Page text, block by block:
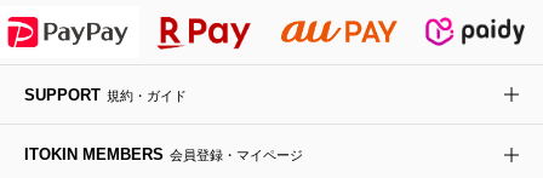
HIROKO KOSHINO
デニムジャケット
ダウンジャケット・コート
手袋
チャーム・ストラップ
ボディバッグ・メッセンジャーバッグ
トラベルバッグ
ローファー
ドレスシューズ
ラナンキュラス
ポプリアレンジ＆フレグランス
SUPPORT 規約・ガイド
ITOKIN MEMBERS 会員登録・マイページ